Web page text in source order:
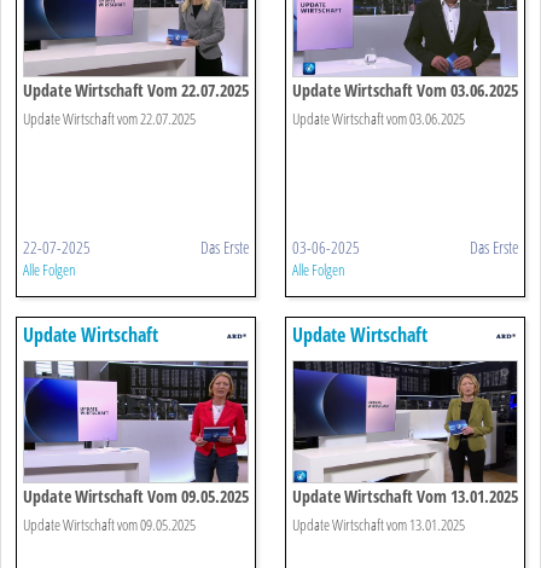
Update Wirtschaft Vom 22.07.2025
Update Wirtschaft vom 22.07.2025
22-07-2025 Das Erste
Alle Folgen
Update Wirtschaft Vom 03.06.2025
Update Wirtschaft vom 03.06.2025
03-06-2025 Das Erste
Alle Folgen
Update Wirtschaft
Update Wirtschaft Vom 09.05.2025
Update Wirtschaft vom 09.05.2025
Update Wirtschaft
Update Wirtschaft Vom 13.01.2025
Update Wirtschaft vom 13.01.2025